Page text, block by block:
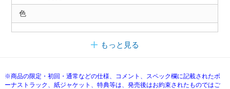
色
もっと見る
※商品の限定・初回・通常などの仕様、コメント、スペック欄に記載されたボ
ーナストラック、紙ジャケット、特典等は、発売後はお約束されたものではご